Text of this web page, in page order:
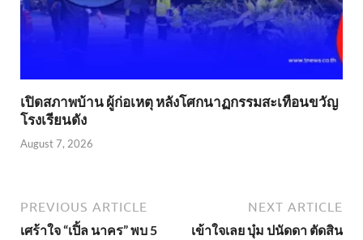
เปิดสภาพบ้าน ผู้ก่อเหตุ หลังโศกนาฏกรรมสะเทือนขวัญ
โรงเรียนดัง
August 7, 2026
PREVIOUS ARTICLE
เศร้าใจ “เปิ้ล นาคร” พบ 5
NEXT ARTICLE
เข้าใจเลย บุ๋ม ปนัดดา ตัดสิน